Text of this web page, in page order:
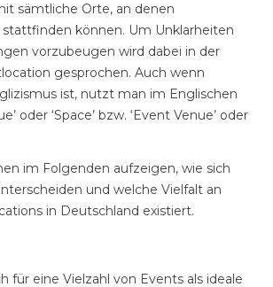
sämtliche Orte, an denen
können. Um Unklarheiten
vorzubeugen wird dabei in der
gesprochen. Auch wenn
ist, nutzt man im Englischen
oder ‘Space’ bzw. ‘Event Venue’ oder
im Folgenden aufzeigen, wie sich
und welche Vielfalt an
in Deutschland existiert.
für eine Vielzahl von Events als ideale